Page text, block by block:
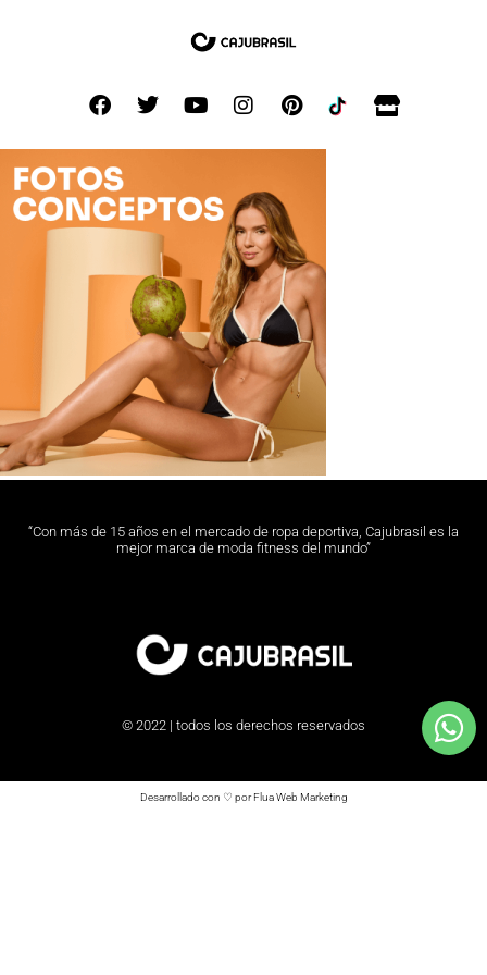
“Con más de 15 años en el mercado de ropa deportiva, Cajubrasil es la
mejor marca de moda fitness del mundo”
© 2022 | todos los derechos reservados
Desarrollado con ♡ por Flua Web Marketing